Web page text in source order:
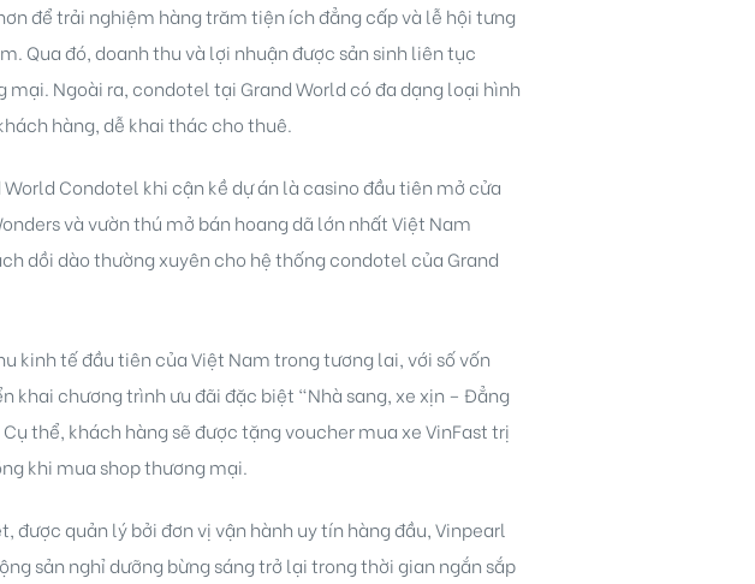
để trải nghiệm hàng trăm tiện ích đẳng cấp và lễ hội tưng
Qua đó, doanh thu và lợi nhuận được sản sinh liên tục
Ngoài ra, condotel tại Grand World có đa dạng loại hình
hàng, dễ khai thác cho thuê.
Condotel khi cận kề dự án là casino đầu tiên mở cửa
và vườn thú mở bán hoang dã lớn nhất Việt Nam
dồi dào thường xuyên cho hệ thống condotel của Grand
kinh tế đầu tiên của Việt Nam trong tương lai, với số vốn
chương trình ưu đãi đặc biệt “Nhà sang, xe xịn – Đẳng
thể, khách hàng sẽ được tặng voucher mua xe VinFast trị
khi mua shop thương mại.
quản lý bởi đơn vị vận hành uy tín hàng đầu, Vinpearl
sản nghỉ dưỡng bừng sáng trở lại trong thời gian ngắn sắp